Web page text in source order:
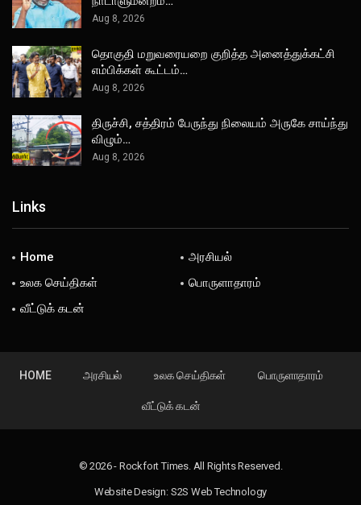
Aug 8, 2026
தொகுதி மறுவரையறை குறித்த அனைத்துக்கட்சி
எம்பிக்கள் கூட்டம்…
Aug 8, 2026
திருச்சி, சத்திரம் பேருந்து நிலையம் அருகே சாய்ந்து
விழும்…
Aug 8, 2026
Links
Home
அரசியல்
உலக செய்திகள்
பொருளாதாரம்
வீட்டுக் கடன்
HOME அரசியல் உலக செய்திகள் பொருளாதாரம்
வீட்டுக் கடன்
© 2026 - Rockfort Times. All Rights Reserved.
Website Design: S2S Web Technology